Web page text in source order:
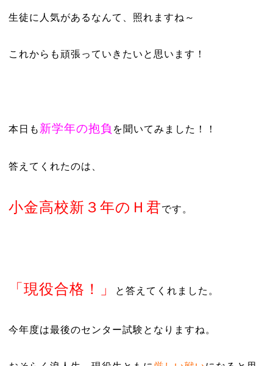
生徒に人気があるなんて、照れますね～
これからも頑張っていきたいと思います！
本日も 新学年の抱負 を聞いてみました！！
答えてくれたのは、
小金高校新３年のＨ君です。
「現役合格！」 と答えてくれました。
今年度は最後のセンター試験となりますね。